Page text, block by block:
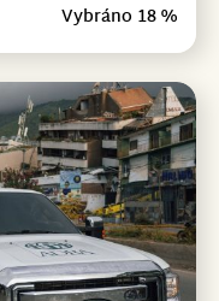
Vybráno 18 %